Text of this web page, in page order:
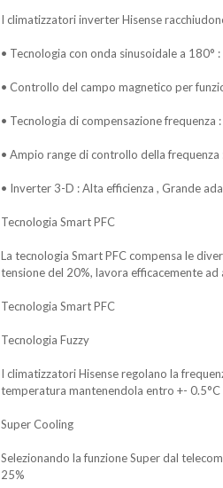
I climatizzatori inverter Hisense
• Tecnologia con onda sinusoidale a
• Controllo del campo magnetico per
• Tecnologia di compensazione
• Ampio range di controllo della
• Inverter 3-D : Alta efficienza , Grande
Tecnologia Smart PFC
La tecnologia Smart PFC compensa le
tensione del 20%, lavora efficacemente ad
Tecnologia Smart PFC
Tecnologia Fuzzy
I climatizzatori Hisense regolano la
temperatura mantenendola entro +-
Super Cooling
Selezionando la funzione Super dal
25%